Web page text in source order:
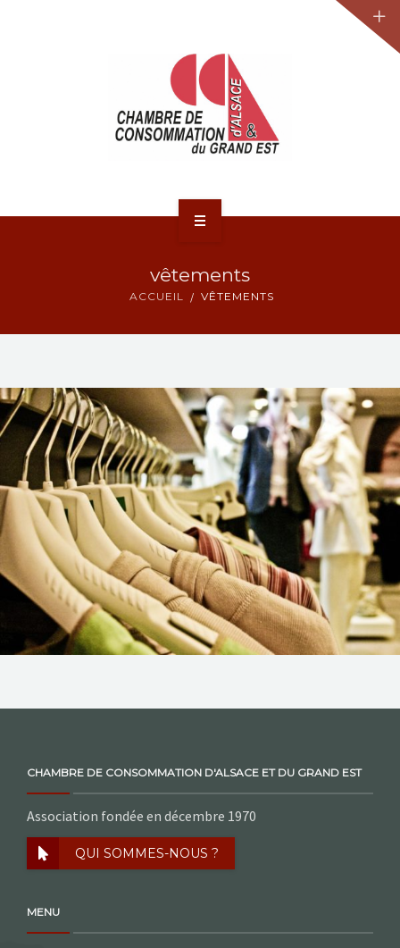
NOS ACTIONS
CONTACT
vêtements
ACCUEIL VÊTEMENTS
CHAMBRE DE CONSOMMATION D'ALSACE ET DU GRAND EST
Association fondée en décembre 1970
QUI SOMMES-NOUS ?
MENU